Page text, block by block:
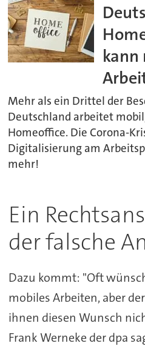
kann
Mehr als ein Drittel der
Deutschland arbeitet
Homeoffice. Die Corona-
Digitalisierung am
mehr!
Ein
der falsche
Dazu kommt: "Oft
mobiles Arbeiten, aber
ihnen diesen Wunsch
Frank Werneke der dpa